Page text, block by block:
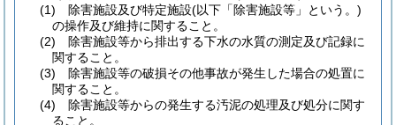
(1)
除害施設及び特定施設(以下「除害施設等」という。)
の操作及び維持に関すること。
(2)
除害施設等から排出する下水の水質の測定及び記録に
関すること。
(3)
除害施設等の破損その他事故が発生した場合の処置に
関すること。
(4)
除害施設等からの発生する汚泥の処理及び処分に関す
ること。